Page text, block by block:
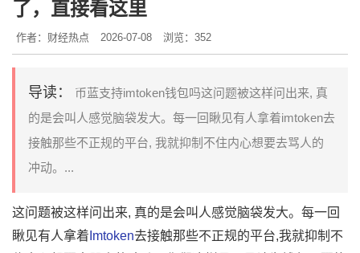
了，直接看这里
作者：财经热点 2026-07-08 浏览：352
导读：
币蓝支持imtoken钱包吗这问题被这样问出来, 真
的是会叫人感觉脑袋发大。每一回瞅见有人拿着imtoken去
接触那些不正规的平台, 我就抑制不住内心想要去骂人的
冲动。...
这问题被这样问出来, 真的是会叫人感觉脑袋发大。每一回
瞅见有人拿着 Imtoken去接触那些不正规的平台,我就抑制不